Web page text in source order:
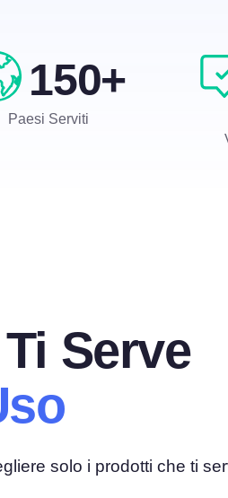
150+
Paesi Serviti
Serve
solo i prodotti che ti